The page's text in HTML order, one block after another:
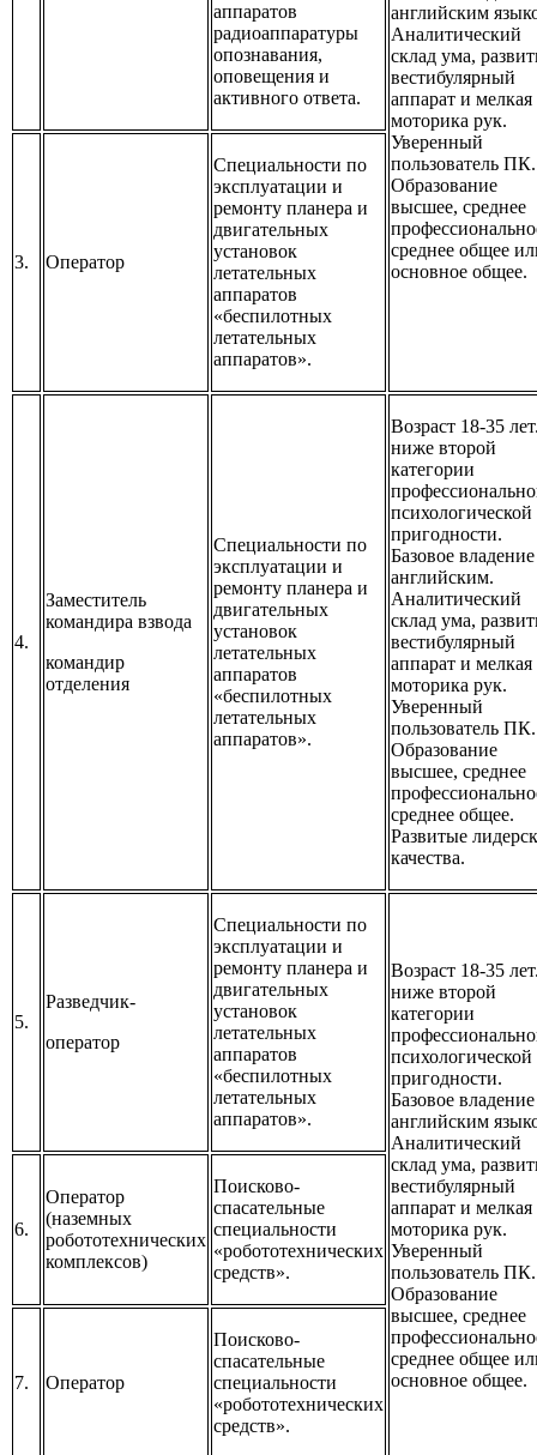
аппаратов
радиоаппаратуры
опознавания,
оповещения и
активного ответа.
английским
Аналитический
склад ума,
вестибулярный
аппарат и мелкая
моторика рук.
Уверенный
пользователь ПК.
Образование
высшее, среднее
среднее общее
основное общее.
3. Оператор
Специальности по
эксплуатации и
ремонту планера и
двигательных
установок
летательных
аппаратов
«беспилотных
летательных
аппаратов».
4.
Заместитель
командира взвода
командир
отделения
Специальности по
эксплуатации и
ремонту планера и
двигательных
установок
летательных
аппаратов
«беспилотных
летательных
аппаратов».
Возраст 18-35
ниже второй
категории
психологической
пригодности.
Базовое владение
английским.
Аналитический
склад ума,
вестибулярный
аппарат и мелкая
моторика рук.
Уверенный
пользователь ПК.
Образование
высшее, среднее
среднее общее.
Развитые
качества.
5.
Разведчик-
оператор
Специальности по
эксплуатации и
ремонту планера и
двигательных
установок
летательных
аппаратов
«беспилотных
летательных
аппаратов».
Возраст 18-35
ниже второй
категории
психологической
пригодности.
Базовое владение
английским
Аналитический
склад ума,
вестибулярный
аппарат и мелкая
моторика рук.
Уверенный
пользователь ПК.
Образование
высшее, среднее
среднее общее
основное общее.
6.
Оператор
(наземных
робототехнических
комплексов)
Поисково-
спасательные
специальности
«робототехнических
средств».
7. Оператор
Поисково-
спасательные
специальности
«робототехнических
средств».